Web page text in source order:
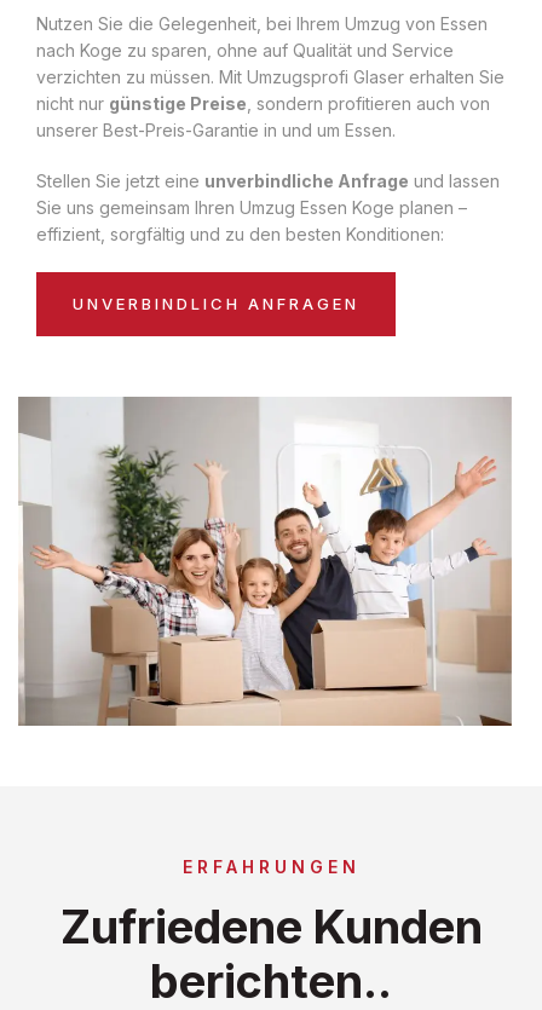
Nutzen Sie die Gelegenheit, bei Ihrem Umzug von Essen
nach Koge zu sparen, ohne auf Qualität und Service
verzichten zu müssen. Mit Umzugsprofi Glaser erhalten Sie
nicht nur günstige Preise , sondern profitieren auch von
unserer Best-Preis-Garantie in und um Essen.
Stellen Sie jetzt eine unverbindliche Anfrage und lassen
Sie uns gemeinsam Ihren Umzug Essen Koge planen –
effizient, sorgfältig und zu den besten Konditionen:
UNVERBINDLICH ANFRAGEN
ERFAHRUNGEN
Zufriedene Kunden
berichten..